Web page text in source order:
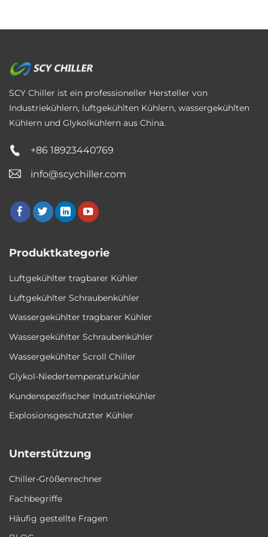
SCY Chiller ist ein professioneller Hersteller von
Industriekühlern, luftgekühlten Kühlern, wassergekühlten
Kühlern und Glykolkühlern aus China.
+86 18923440769
info@scychiller.com
Produktkategorie
Luftgekühlter tragbarer Kühler
Luftgekühlter Schraubenkühler
Wassergekühlter tragbarer Kühler
Wassergekühlter Schraubenkühler
Wassergekühlter Scroll Chiller
Glykol-Niedertemperaturkühler
Kundenspezifischer Industriekühler
Explosionsgeschützter Kühler
Unterstützung
Chiller-Größenrechner
Fachbegriffe
Häufig gestellte Fragen